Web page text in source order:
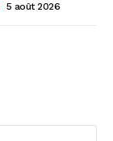
5 août 2026